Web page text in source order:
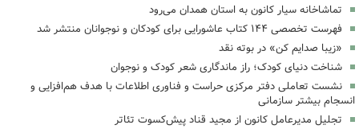
تماشاخانه سیار کانون به استان همدان می‌رود
فهرست تخصصی ۱۴۴ کتاب عاشورایی برای کودکان و نوجوانان منتشر شد
«زیبا صدایم کن» در بوته نقد
شناخت دنیای کودک؛ راز ماندگاری شعر کودک و نوجوان
نشست تعاملی دفتر مرکزی حراست و فناوری اطلاعات با هدف هم‌افزایی و
انسجام بیشتر سازمانی
تجلیل مدیرعامل کانون از مجید قناد پیش‌کسوت تئاتر